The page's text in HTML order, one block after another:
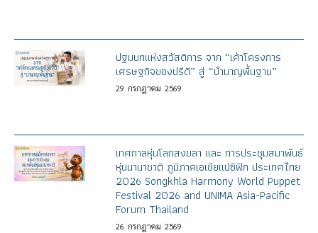
ปฐมบทแห่งสวัสดิการ จาก “เค้าโครงการ
เศรษฐกิจของปรีดี” สู่ “บำนาญพื้นฐาน”
29 กรกฎาคม 2569
เทศกาลหุ่นโลกสงขลา และ การประชุมสมาพันธ์
หุ่นนานาชาติ ภูมิภาคเอเชียแปซิฟิก ประเทศไทย
2026 Songkhla Harmony World Puppet
Festival 2026 and UNIMA Asia-Pacific
Forum Thailand
26 กรกฎาคม 2569